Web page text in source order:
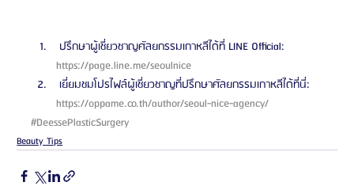
ปรึกษาผู้เชี่ยวชาญศัลยกรรมเกาหลีได้ที่ LINE Official:
https://page.line.me/seoulnice
เยี่ยมชมโปรไฟล์ผู้เชี่ยวชาญที่ปรึกษาศัลยกรรมเกาหลีได้ที่นี่:
https://oppame.co.th/author/seoul-nice-agency/
#DeessePlasticSurgery
Beauty Tips